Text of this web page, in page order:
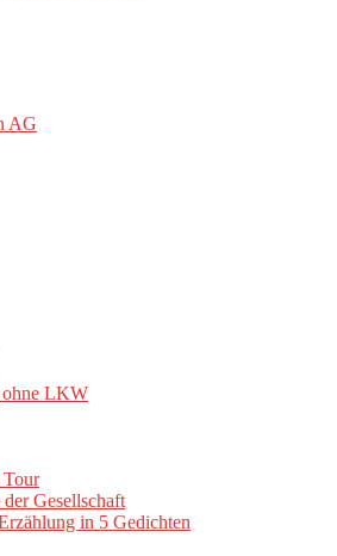
AG
ohne LKW
Tour
Gesellschaft
in 5 Gedichten